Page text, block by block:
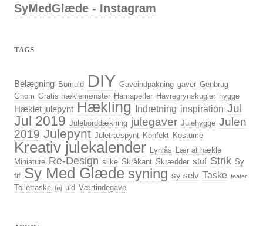
SyMedGlæde - Instagram
TAGS
Belægning Bomuld DIY Gaveindpakning gaver Genbrug
Gnom Gratis hæklemønster Hamaperler Havregrynskugler hygge
Hæklet julepynt Hækling Indretning inspiration Jul
Jul 2019 Juleborddækning julegaver Julehygge Julen
2019 Julepynt Juletræspynt Konfekt Kostume
Kreativ julekalender Lynlås Lær at hækle
Miniature Re-Design silke Skråkant Skrædder stof Strik Sy
fif Sy Med Glæde syning sy selv Taske teater
Toilettaske tøj uld Værtindegave